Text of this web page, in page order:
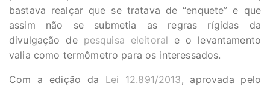
bastava realçar que se tratava de “enquete” e que
assim não se submetia as regras rígidas da
divulgação de pesquisa eleitoral e o levantamento
valia como termômetro para os interessados.
Com a edição da Lei 12.891/2013, aprovada pelo